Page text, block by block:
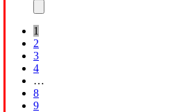
1
2
3
4
…
8
9